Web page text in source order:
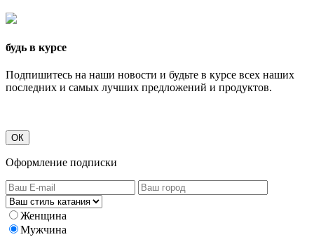
будь в курсе
Подпишитесь на наши новости и будьте в курсе всех наших
последних и самых лучших предложений и продуктов.
ОК
Оформление подписки
Женщина
Мужчина